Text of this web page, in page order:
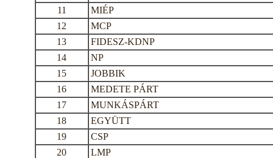
11
MIÉP
12
MCP
13
FIDESZ-KDNP
14
NP
15
JOBBIK
16
MEDETE PÁRT
17
MUNKÁSPÁRT
18
EGYÜTT
19
CSP
20
LMP